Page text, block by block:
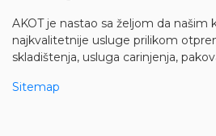
AKOT je nastao sa željom da
najkvalitetnije usluge prilikom
skladištenja, usluga carinjenja,
Sitemap